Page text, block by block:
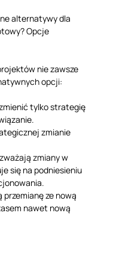
alternatywy dla
Opcje
nie zawsze
opcji:
tylko strategię
zmianie
zmiany w
się na podniesieniu
ze nową
nawet nową